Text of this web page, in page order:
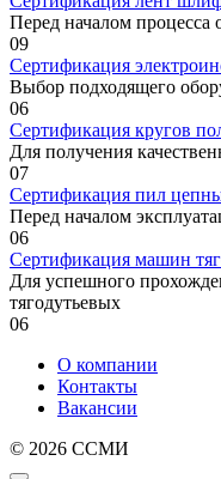
Перед началом процесса
09
Сертификация
Выбор подходящего
06
Сертификация кругов
Для получения
07
Сертификация пил
Перед началом
06
Сертификация машин
Для успешного
тягодутьевых
06
О компании
Контакты
Вакансии
© 2026 ССМИ